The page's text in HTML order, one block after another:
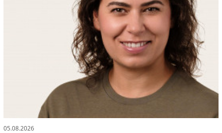
05.08.2026